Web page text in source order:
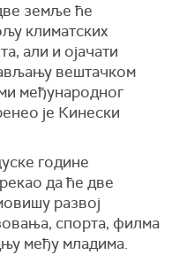
земље ће
климатских
али и ојачати
вештачком
међународног
је Кинески
године
да ће две
развој
спорта, филма
међу младима.